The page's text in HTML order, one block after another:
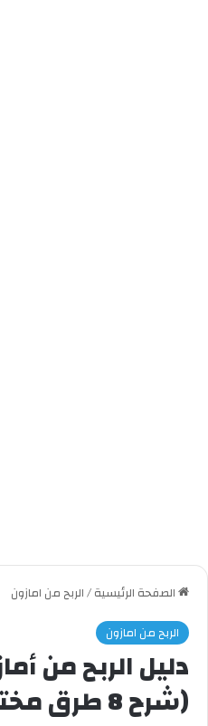
الصفحة الرئيسية/الربح من امازون
الربح من امازون
(شرح 8 طرق مختلفة في 2024)